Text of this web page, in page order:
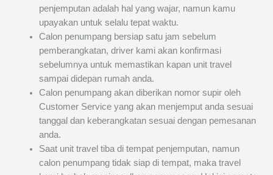
penjemputan adalah hal yang wajar, namun kamu
upayakan untuk selalu tepat waktu.
Calon penumpang bersiap satu jam sebelum
pemberangkatan, driver kami akan konfirmasi
sebelumnya untuk memastikan kapan unit travel
sampai didepan rumah anda.
Calon penumpang akan diberikan nomor supir oleh
Customer Service yang akan menjemput anda sesuai
tanggal dan keberangkatan sesuai dengan pemesanan
anda.
Saat unit travel tiba di tempat penjemputan, namun
calon penumpang tidak siap di tempat, maka travel